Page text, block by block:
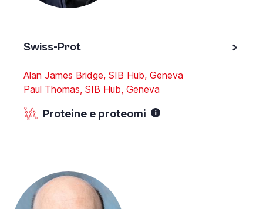
Swiss-Prot
Alan James Bridge, SIB Hub, Geneva
Paul Thomas, SIB Hub, Geneva
Proteine e proteomi